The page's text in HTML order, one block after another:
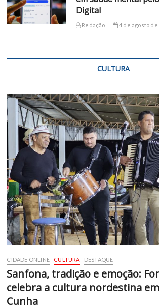
Digital
Redação 4 de agosto de
CULTURA
CIDADE ONLINE CULTURA DESTAQUE
Sanfona, tradição e emoção:
celebra a cultura nordestina
Cunha